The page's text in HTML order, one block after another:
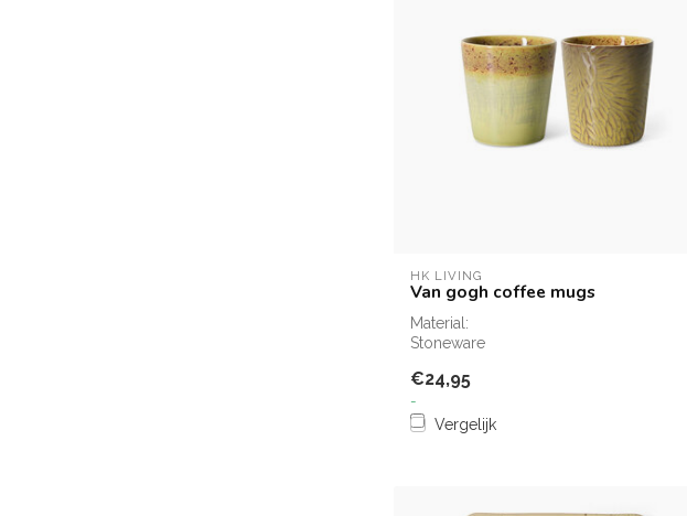
HK LIVING
Van gogh coffee mugs
Material:
Stoneware
€24,95
-
Vergelijk